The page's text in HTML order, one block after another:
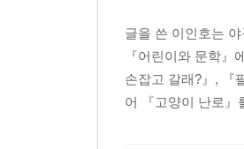
글을 쓴 이인호는
『어린이와 문학
손잡고 갈래?』, 『
어 『고양이 난로』